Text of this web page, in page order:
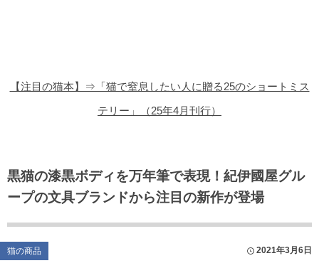
【注目の猫本】⇒「猫で窒息したい人に贈る25のショートミス
テリー」（25年4月刊行）
黒猫の漆黒ボディを万年筆で表現！紀伊國屋グル
ープの文具ブランドから注目の新作が登場
猫の商品 2021年3月6日
猫のゲーム・アプリ
猫のフリー写真素材